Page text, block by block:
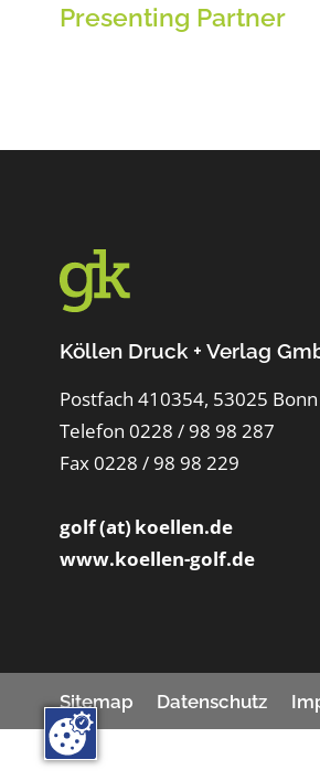
Presenting Partner
Köllen Druck + Verlag
Postfach 410354, 53025 Bonn
Telefon 0228 / 98 98 287
Fax 0228 / 98 98 229
golf (at) koellen.de
www.koellen-golf.de
Sitemap Datenschutz